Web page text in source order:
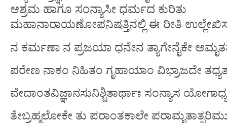
ಆಶ್ರಮ ಹಾಗೂ ಸಂನ್ಯಾಸೀ ಧರ್ಮದ ಕುರಿತು
ಮಹಾನಾರಾಯಣೋಪನಿಷತ್ತಿನಲ್ಲಿ ಈ ರೀತಿ
ನ ಕರ್ಮಣಾ ನ ಪ್ರಜಯಾ ಧನೇನ ತ್ಯಾಗೇನೈಕೇ
ಪರೇಣ ನಾಕಂ ನಿಹಿತಂ ಗೃಹಾಯಾಂ ವಿಭ್ರಾಜದೇ
ವೇದಾಂತವಿಜ್ಞಾನಸುನಿಶ್ಚಿತಾರ್ಥಾಃ ಸಂನ್ಯಾಸ
ತೇಬ್ರಹ್ಮಲೋಕೇ ತು ಪರಾಂತಕಾಲೇ